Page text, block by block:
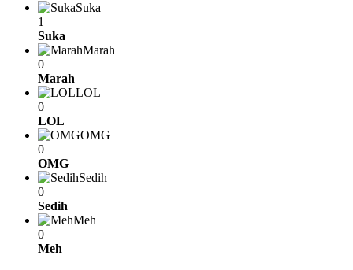
Suka
1
Suka
Marah
0
Marah
LOL
0
LOL
OMG
0
OMG
Sedih
0
Sedih
Meh
0
Meh